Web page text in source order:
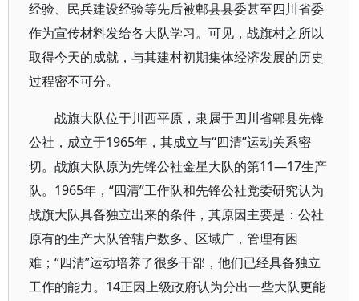
经验、民兵建设经验等先后被郫县县委甚至四川省委
作为宣传材料发给各大队学习。可见，战旗村之所以
取得今天的成就，与其建村初期集体经济发展的历史
过程密不可分。
战旗大队位于川西平原，隶属于四川省郫县先锋
公社，成立于1965年，其成立与“四清”运动关系密
切。战旗大队原为先锋公社金星大队的第11—17生产
队。1965年，“四清”工作队和先锋公社党委研究认为
战旗大队具备独立出来的条件，其原因主要是：公社
原有的生产大队管辖户数多、区域广，管理有困
难；“四清”运动培养了很多干部，他们已经具备独立
工作的能力。14正因上级政府认为分出一些大队更能